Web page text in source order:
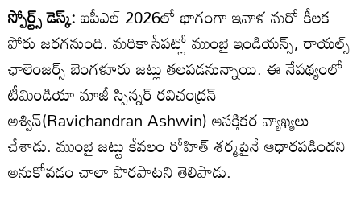
స్పోర్ట్స్ డెస్క్:ఐపీఎల్ 2026లో భాగంగా ఇవాళ మరో కీలక
పోరు జరగనుంది. మరికాసేపట్లో ముంబై ఇండియన్స్, రాయల్స్
ఛాలెంజర్స్ బెంగళూరు జట్లు తలపడనున్నాయి. ఈ నేపథ్యంలో
టీమిండియా మాజీ స్పిన్నర్ రవిచంద్రన్
అశ్విన్(Ravichandran Ashwin) ఆసక్తికర వ్యాఖ్యలు
చేశాడు. ముంబై జట్టు కేవలం రోహిత్ శర్మపైనే ఆధారపడిందని
అనుకోవడం చాలా పొరపాటని తెలిపాడు.